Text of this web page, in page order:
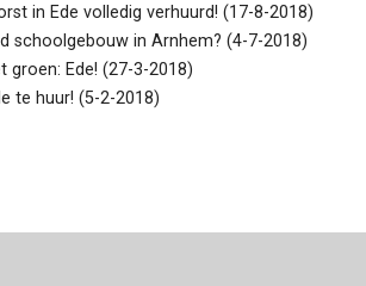
in Ede volledig verhuurd! (17-8-2018)
schoolgebouw in Arnhem? (4-7-2018)
groen: Ede! (27-3-2018)
te huur! (5-2-2018)